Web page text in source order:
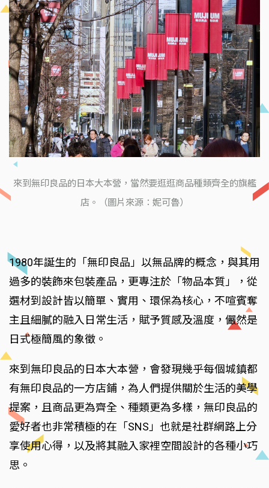
來到無印良品的日本大本營，當然要逛逛商品種類齊全的旗艦
店。（圖片來源：妮可魯）
1980年誕生的「無印良品」以無品牌的概念，與其用
過多的裝飾來包裝產品，更專注於「物品本質」，從
選材到設計皆以簡單、實用、環保為核心，不喧賓奪
主且細膩的融入日常生活，賦予質感及溫度，儼然是
日式極簡風的象徵。
來到無印良品的日本大本營，會發現幾乎每個城鎮都
有無印良品的一方店鋪，為人們提供關於生活的美學
提案，且商品更為齊全、種類更為多樣，無印良品的
愛好者也非常積極的在「SNS」也就是社群網路上分
享使用心得，以及將其融入家裡空間設計的各種小巧
思。